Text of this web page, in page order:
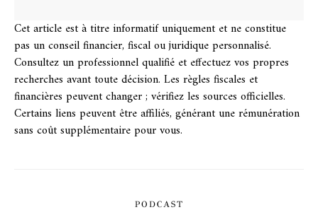
Cet article est à titre informatif uniquement et ne constitue
pas un conseil financier, fiscal ou juridique personnalisé.
Consultez un professionnel qualifié et effectuez vos propres
recherches avant toute décision. Les règles fiscales et
financières peuvent changer ; vérifiez les sources officielles.
Certains liens peuvent être affiliés, générant une rémunération
sans coût supplémentaire pour vous.
PODCAST